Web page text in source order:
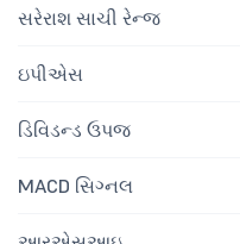
સરેરાશ સાચી રેન્જ
ઇપીએસ
ડિવિડન્ડ ઉપજ
MACD સિગ્નલ